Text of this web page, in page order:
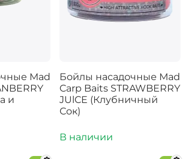
Mad
и
Бойлы насадочные Mad
Carp Baits STRAWBERRY
JUlCE (Клубничный
Сок)
В наличии